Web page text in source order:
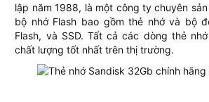
lập năm 1988, là một công ty chuyên
bộ nhớ Flash bao gồm thẻ nhớ và bộ
Flash, và SSD. Tất cả các dòng thẻ
chất lượng tốt nhất trên thị trường.